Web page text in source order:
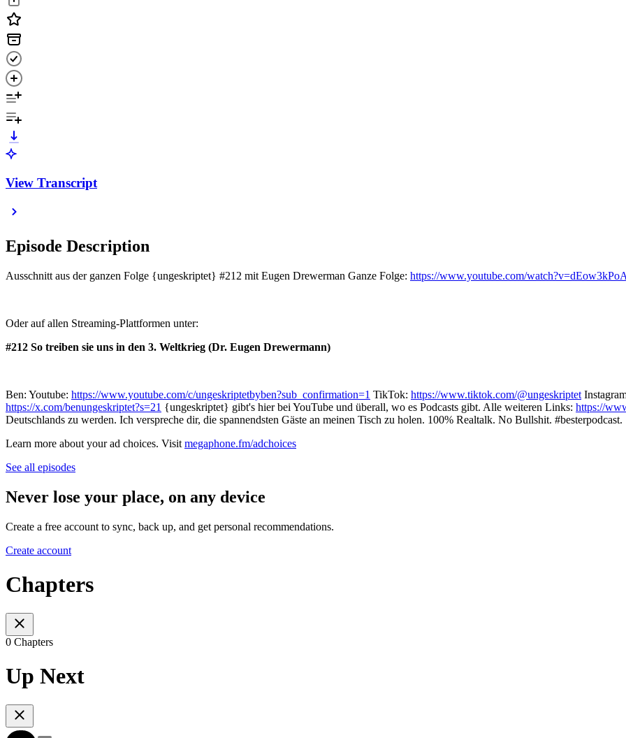
View Transcript
Episode Description
Ausschnitt aus der ganzen Folge {ungeskriptet} #212 mit Eugen Drewerman Ganze Folge: https://www.youtube.com/
Oder auf allen Streaming-Plattformen unter:
#212 So treiben sie uns in den 3. Weltkrieg (Dr. Eugen Drewermann)
Ben: Youtube: ⁠⁠⁠⁠⁠⁠⁠⁠⁠⁠⁠https://www.youtube.com/c/ungeskriptetbyben?sub_confirmation=1⁠⁠⁠⁠⁠⁠⁠⁠⁠⁠⁠ TikTok: ⁠⁠⁠⁠⁠⁠⁠⁠⁠⁠⁠https://www.tiktok.com/@ungeskriptet⁠⁠⁠⁠⁠⁠⁠⁠⁠⁠⁠
⁠⁠⁠⁠⁠⁠⁠⁠⁠⁠⁠https://x.com/benungeskriptet?s=21⁠⁠⁠⁠⁠⁠⁠⁠⁠⁠⁠ {ungeskriptet} gibt's hier bei YouTube und überall, wo es Podcasts gibt. Alle weiteren Links: ⁠⁠⁠⁠⁠⁠⁠⁠⁠⁠⁠https://
Deutschlands zu werden. Ich verspreche dir, die spannendsten Gäste an meinen Tisch zu holen. 100% Realtalk. No Bullshit. #besterpodcast.
Learn more about your ad choices. Visit megaphone.fm/adchoices
See all episodes
Never lose your place, on any device
Create a free account to sync, back up, and get personal recommendations.
Create account
Chapters
0 Chapters
Up Next